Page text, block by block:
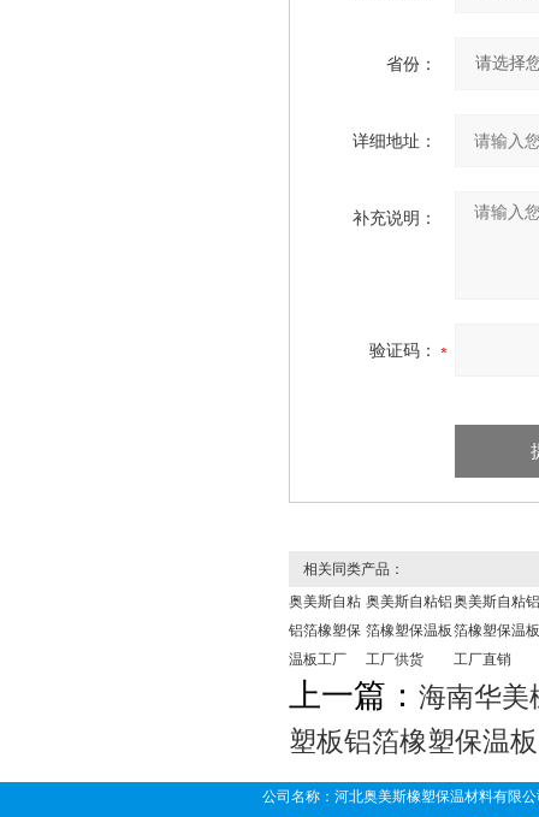
省份：
详细地址：
补充说明：
验证码：
相关同类产品：
奥美斯自粘
铝箔橡塑保
温板工厂
奥美斯自粘铝
箔橡塑保温板
工厂供货
奥美斯自粘铝
箔橡塑保温板
工厂直销
上一篇： 海南华美
塑板铝箔橡塑保温板
公司名称：河北奥美斯橡塑保温材料有